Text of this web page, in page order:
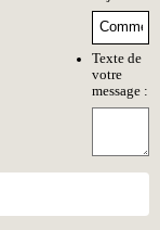
Texte de
votre
message :